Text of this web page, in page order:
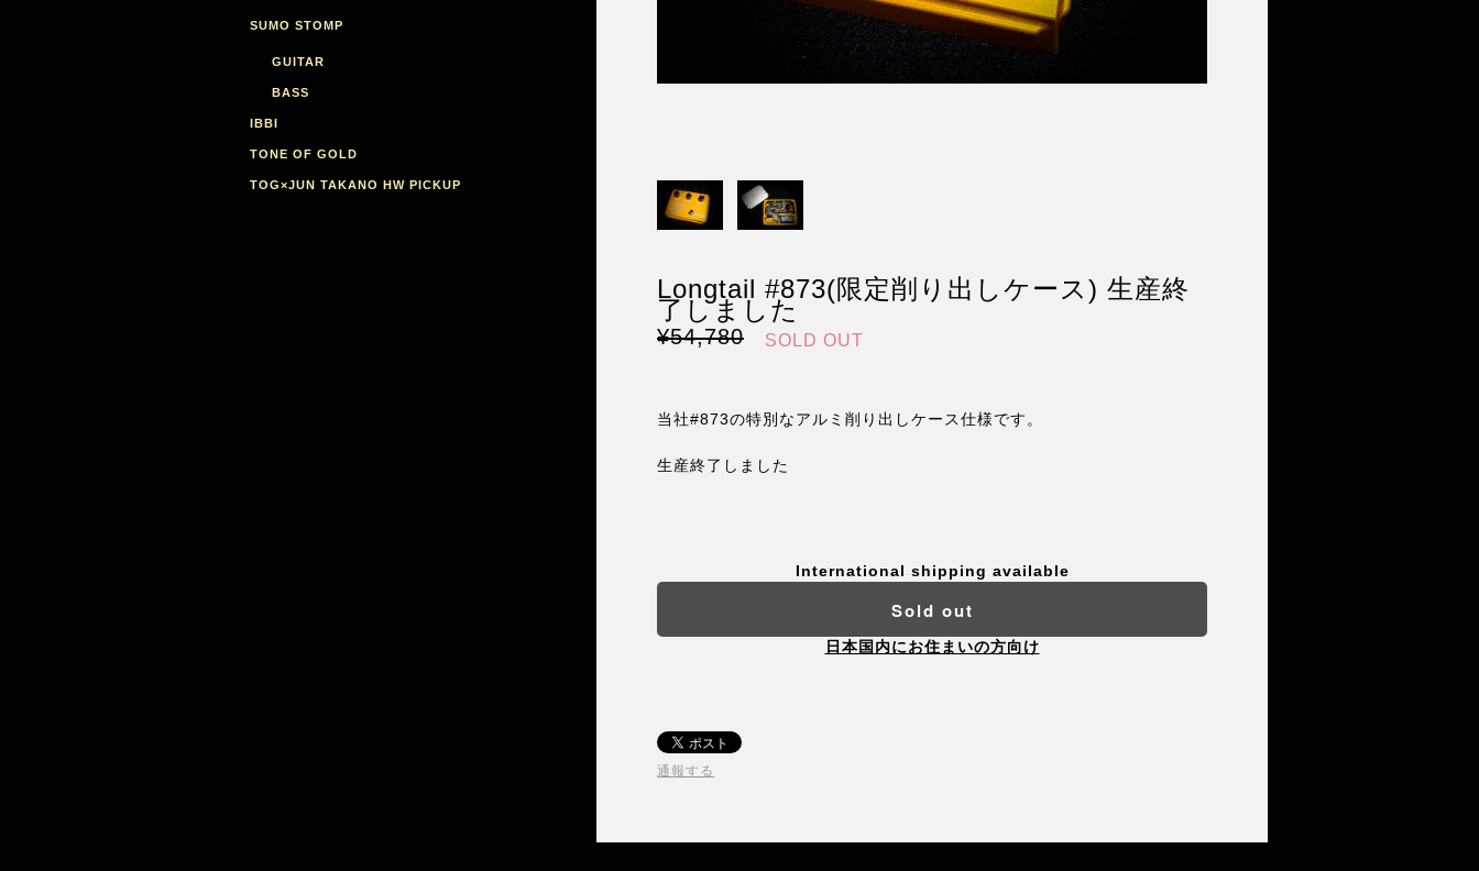
SUMO STOMP
GUITAR
BASS
IBBI
TONE OF GOLD
TOG×JUN TAKANO HW PICKUP
Longtail #873(限定削り出しケース) 生産終
了しました
¥54,780 SOLD OUT
当社#873の特別なアルミ削り出しケース仕様です。
生産終了しました
International shipping available
Sold out
日本国内にお住まいの方向け
通報する